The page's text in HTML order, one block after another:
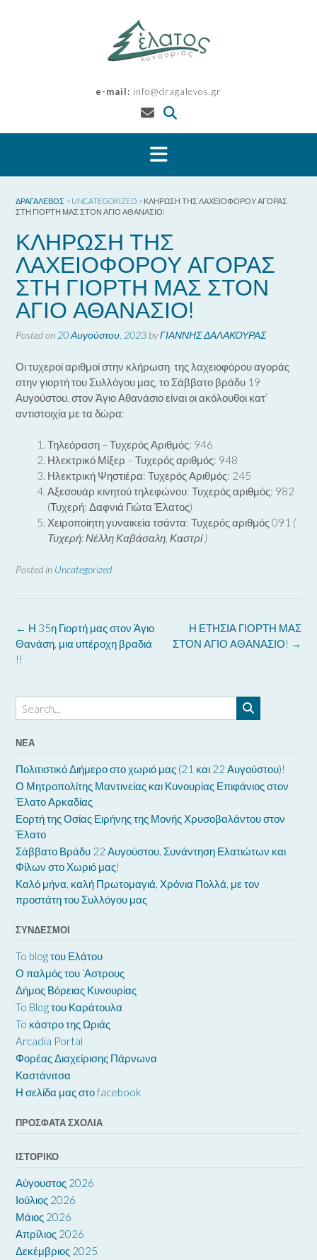
e-mail: info@dragalevos.gr
ΔΡΑΓΑΛΕΒΌΣ > UNCATEGORIZED > ΚΛΗΡΩΣΗ ΤΗΣ ΛΑΧΕΙΟΦΟΡΟΥ ΑΓΟΡΑΣ
ΣΤΗ ΓΙΟΡΤΗ ΜΑΣ ΣΤΟΝ ΑΓΙΟ ΑΘΑΝΑΣΙΟ!
ΚΛΗΡΩΣΗ ΤΗΣ
ΛΑΧΕΙΟΦΟΡΟΥ ΑΓΟΡΑΣ
ΣΤΗ ΓΙΟΡΤΗ ΜΑΣ ΣΤΟΝ
ΑΓΙΟ ΑΘΑΝΑΣΙΟ!
Posted on 20 Αυγούστου, 2023 byΓΙΑΝΝΗΣ ΔΑΛΑΚΟΥΡΑΣ
Οι τυχεροί αριθμοί στην κλήρωση της λαχειοφόρου αγοράς
στην γιορτή του Συλλόγου μας, το Σάββατο βράδυ 19
Αυγούστου, στον Άγιο Αθανάσιο είναι οι ακόλουθοι κατ’
αντιστοιχία με τα δώρα:
Τηλεόραση – Τυχερός Αριθμός: 946
Ηλεκτρικό Μίξερ – Τυχερός αριθμός: 948
Ηλεκτρική Ψηστιέρα: Τυχερός Αριθμός: 245
Αξεσουάρ κινητού τηλεφώνου: Τυχερός αριθμός: 982
(Τυχερή: Δαφνιά Γιώτα Έλατος)
Χειροποίητη γυναικεία τσάντα: Τυχερός αριθμός 091 (
Τυχερή: Νέλλη Καβάσαλη, Καστρί )
Posted in Uncategorized
Post
navigation
Η ΕΤΗΣΙΑ ΓΙΟΡΤΗ ΜΑΣ
ΣΤΟΝ ΑΓΙΟ ΑΘΑΝΑΣΙΟ! →
← Η 35η Γιορτή μας στον Άγιο
Θανάση, μια υπέροχη βραδιά
!!
ΝΈΑ
Πολιτιστικό Διήμερο στο χωριό μας (21 και 22 Αυγούστου)!
Ο Μητροπολίτης Μαντινείας και Κυνουρίας Επιφάνιος στον
Έλατο Αρκαδίας
Εορτή της Οσίας Ειρήνης της Μονής Χρυσοβαλάντου στον
Έλατο
Σάββατο Βράδυ 22 Αυγούστου, Συνάντηση Ελατιώτων και
Φίλων στο Χωριό μας!
Καλό μήνα, καλή Πρωτομαγιά, Χρόνια Πολλά, με τον
προστάτη του Συλλόγου μας
ΣΎΝΔΕΣΜΟΙ
To blog του Ελάτου
Ο παλμός του ‘Αστρους
Δήμος Βόρειας Κυνουρίας
To Blog του Καράτουλα
To κάστρο της Ωριάς
Arcadia Portal
Φορέας Διαχείρισης Πάρνωνα
Καστάνιτσα
Η σελίδα μας στο facebook
ΠΡΌΣΦΑΤΑ ΣΧΌΛΙΑ
ΙΣΤΟΡΙΚΌ
Αύγουστος 2026
Ιούλιος 2026
Μάιος 2026
Απρίλιος 2026
Δεκέμβριος 2025